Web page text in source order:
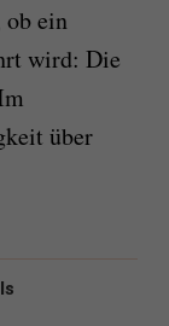
ein
wird: Die
über